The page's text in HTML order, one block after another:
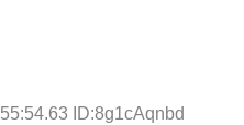
ID:8g1cAqnbd